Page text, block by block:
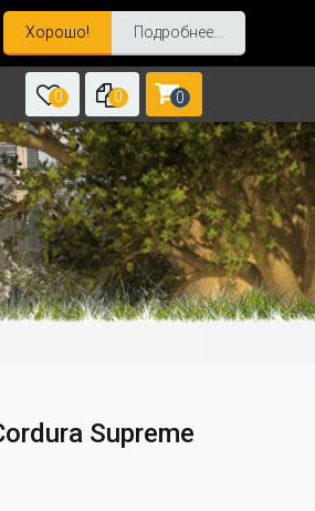
Хорошо! Подробнее...
0 0 0
Supreme